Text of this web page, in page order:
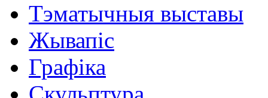
Тэматычныя выставы
Жывапіс
Графіка